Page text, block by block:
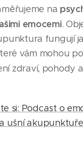
na
emocemi.
fungují
vám mohou
zdraví, pohody a
si: Podcast o
ušní